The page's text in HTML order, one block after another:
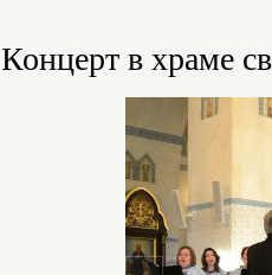
Концерт в храме